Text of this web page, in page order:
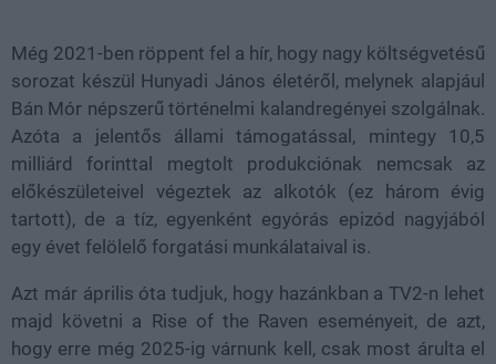
Még 2021-ben röppent fel a hír, hogy nagy költségvetésű
sorozat készül Hunyadi János életéről, melynek alapjául
Bán Mór népszerű történelmi kalandregényei szolgálnak.
Azóta a jelentős állami támogatással, mintegy 10,5
milliárd forinttal megtolt produkciónak nemcsak az
előkészületeivel végeztek az alkotók (ez három évig
tartott), de a tíz, egyenként egyórás epizód nagyjából
egy évet felölelő forgatási munkálataival is.
Azt már április óta tudjuk, hogy hazánkban a TV2-n lehet
majd követni a Rise of the Raven eseményeit, de azt,
hogy erre még 2025-ig várnunk kell, csak most árulta el